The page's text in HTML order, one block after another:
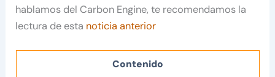
hablamos del Carbon Engine, te recomendamos la
lectura de esta noticia anterior
Contenido